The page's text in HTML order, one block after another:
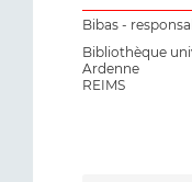
Bibas -
Bibliothèque
Ardenne
REIMS